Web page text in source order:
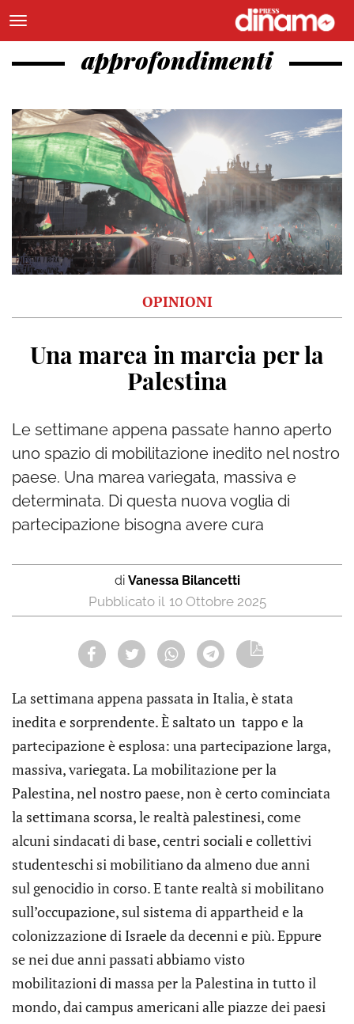
approfondimenti
OPINIONI
Una marea in marcia per la
Palestina
Le settimane appena passate hanno aperto
uno spazio di mobilitazione inedito nel nostro
paese. Una marea variegata, massiva e
determinata. Di questa nuova voglia di
partecipazione bisogna avere cura
di Vanessa Bilancetti
10 Ottobre 2025
La settimana appena passata in Italia, è stata
inedita e sorprendente. È saltato un tappo e la
partecipazione è esplosa: una partecipazione larga,
massiva, variegata. La mobilitazione per la
Palestina, nel nostro paese, non è certo cominciata
la settimana scorsa, le realtà palestinesi, come
alcuni sindacati di base, centri sociali e collettivi
studenteschi si mobilitiano da almeno due anni
sul genocidio in corso. E tante realtà si mobilitano
sull’occupazione, sul sistema di appartheid e la
colonizzazione di Israele da decenni e più. Eppure
se nei due anni passati abbiamo visto
mobilitazioni di massa per la Palestina in tutto il
mondo, dai campus americani alle piazze dei paesi